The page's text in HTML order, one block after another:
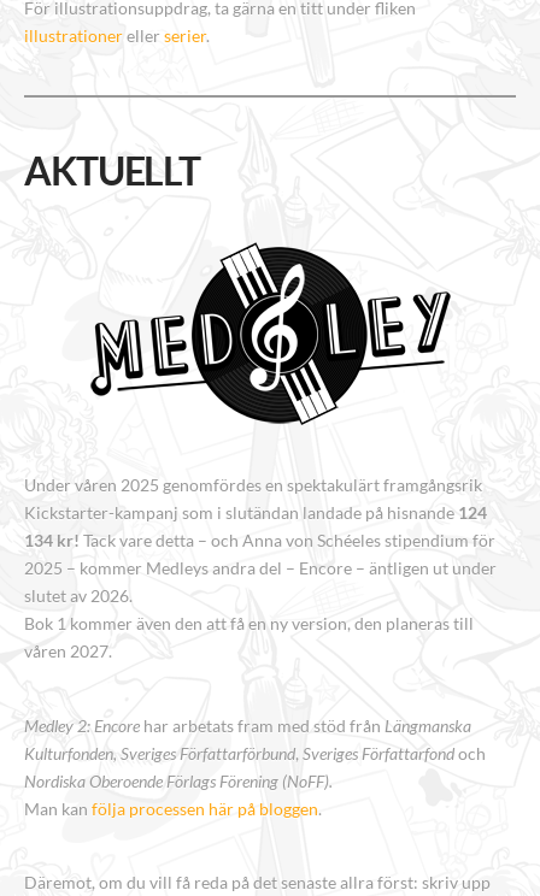
För illustrationsuppdrag, ta gärna en titt under fliken
illustrationereller serier.
AKTUELLT
Under våren 2025 genomfördes en spektakulärt framgångsrik
Kickstarter-kampanj som i slutändan landade på hisnande 124
134 kr! Tack vare detta – och Anna von Schéeles stipendium för
2025 – kommer Medleys andra del – Encore – äntligen ut under
slutet av 2026.
Bok 1 kommer även den att få en ny version, den planeras till
våren 2027.
Medley 2: Encore har arbetats fram med stöd från Längmanska
Kulturfonden, Sveriges Författarförbund, Sveriges Författarfondoch
Nordiska Oberoende Förlags Förening (NoFF).
Man kan följa processen här på bloggen.
Däremot, om du vill få reda på det senaste allra först: skriv upp